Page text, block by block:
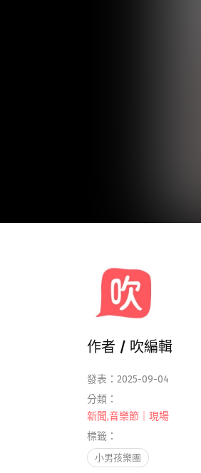
作者 / 吹編輯
發表：2025-09-04
分類：
新聞,音樂節｜現場
標籤：
小男孩樂團